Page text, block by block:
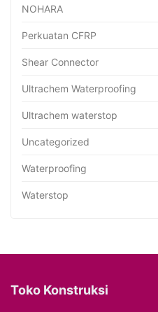
NOHARA
Perkuatan CFRP
Shear Connector
Ultrachem Waterproofing
Ultrachem waterstop
Uncategorized
Waterproofing
Waterstop
Toko Konstruksi